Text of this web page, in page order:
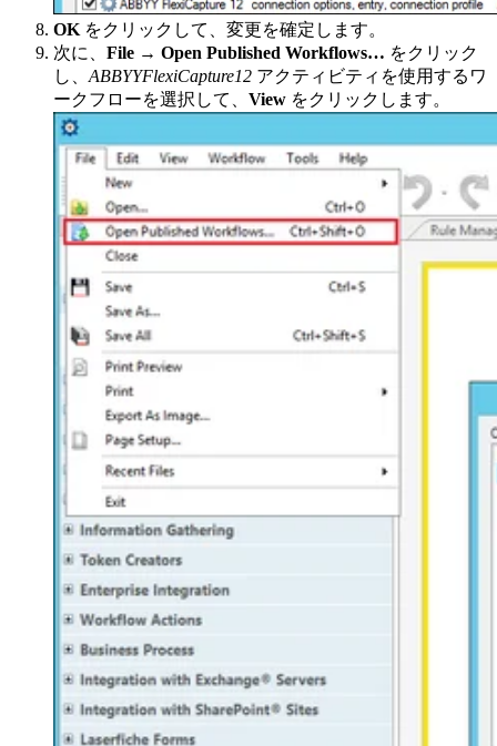
OK をクリックして、変更を確定します。
次に、 File → Open Published Workflows… をクリック
し、 ABBYYFlexiCapture12 アクティビティを使用するワ
ークフローを選択して、 View をクリックします。